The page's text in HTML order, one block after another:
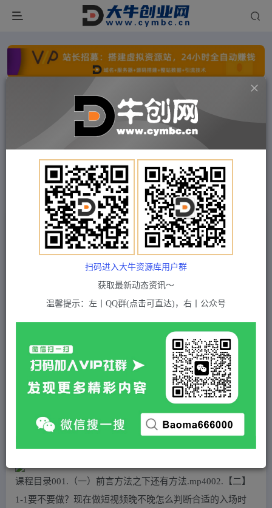
点击开通分站+ 每日收入300+
文字广告火爆招租 文字广告火爆招租
文字广告火爆招租
文字广告火爆招租 文字广告火爆招租
付费项目 中创网 正文
（4971期）2023短视频密训圈：领先同行·新玩
法，醒翻灌顶·新思路（28节课时）
5 积分
黄金会员 2 超级会员(永久VIP) 免费
站长QQ：1970819299
付费资源
课程目录001.（一）前言方法之下还有方法.mp4002.【二】
1-1要不要做？现在做短视频晚不晚怎么判断合适的入场时
扫码进入大牛资源库用户群
获取最新动态资讯～
温馨提示：左丨QQ群(点击可直达)，右丨公众号